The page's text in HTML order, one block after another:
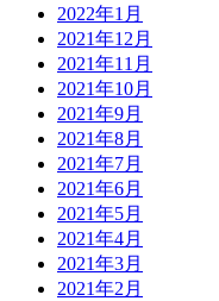
2022年1月
2021年12月
2021年11月
2021年10月
2021年9月
2021年8月
2021年7月
2021年6月
2021年5月
2021年4月
2021年3月
2021年2月